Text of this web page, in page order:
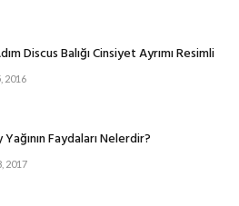
Discus Balığı Cinsiyet Ayrımı Resimli
2016
Faydaları Nelerdir?
2017